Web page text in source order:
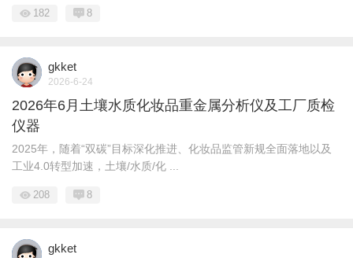
182 8
gkket
2026-6-24
2026年6月土壤水质化妆品重金属分析仪及工厂质检
仪器
2025年，随着“双碳”目标深化推进、化妆品监管新规全面落地以及
工业4.0转型加速，土壤/水质/化 ...
208 8
gkket